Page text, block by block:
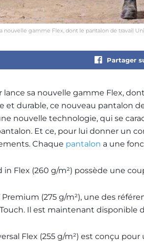
nouvelle gamme Flex, dont le pantalon de travail
Partager
lance sa nouvelle gamme Flex,
et durable, ce nouveau pantalon
nouvelle technologie, qui se
Et ce, pour lui donner un
Chaque pantalon a une
in Flex (260 g/m²) possède une
Premium (275 g/m²), une des
Il est maintenant disponible
Flex (255 g/m²) est conçu